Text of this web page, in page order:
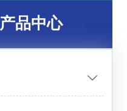
产品中心
